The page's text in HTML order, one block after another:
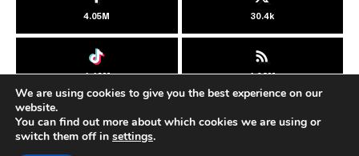
4.05M 30.4k
4.49M 4.03M
© 2025 Online-Klub. All Rights Reserved.
Zásady ochrany osobných údajov
We are using cookies to give you the best experience on our
website.
You can find out more about which cookies we are using or
switch them off in settings.